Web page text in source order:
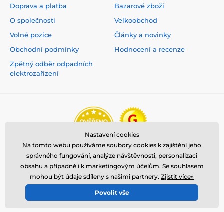
Doprava a platba
O společnosti
Volné pozice
Obchodní podmínky
Zpětný odběr odpadních
elektrozařízení
Bazarové zboží
Velkoobchod
Články a novinky
Hodnocení a recenze
© 2026 www.reedog.cz ⦁ E-shop vytvořila
Nastavení cookies
Na tomto webu používáme soubory cookies k zajištění jeho
správného fungování, analýze návštěvnosti, personalizaci
obsahu a případně i k marketingovým účelům. Se souhlasem
mohou být údaje sdíleny s našimi partnery. Zjistit více»
Povolit vše